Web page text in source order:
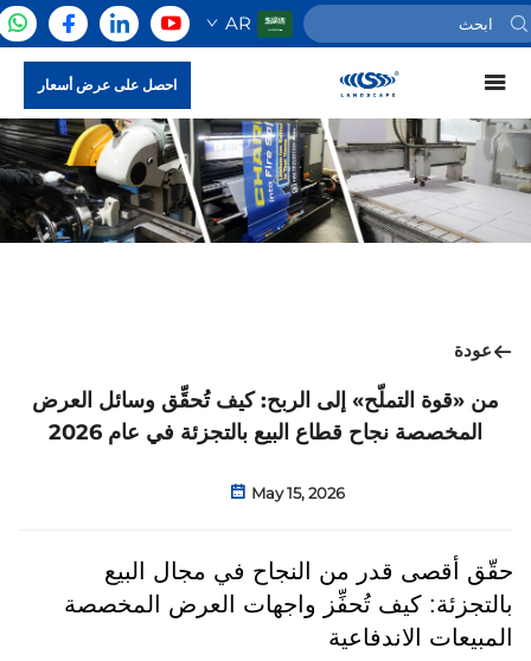
AR
احصل على عرض أسعار
عودة
من «قوة التملّح» إلى الربح: كيف تُحقِّق وسائل العرض
المخصصة نجاح قطاع البيع بالتجزئة في عام 2026
May 15, 2026
حقّق أقصى قدر من النجاح في مجال البيع
بالتجزئة: كيف تُحفِّز واجهات العرض المخصصة
المبيعات الاندفاعية